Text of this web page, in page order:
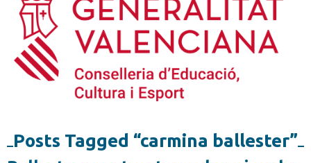
Posts Tagged “carmina ballester”